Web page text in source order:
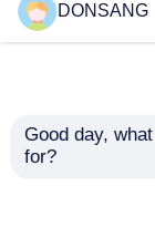
Hubungi kami
Permintaan
Pemecah
HB50G
Sumbu Hidraulik
DONSANG
Good day,
for?